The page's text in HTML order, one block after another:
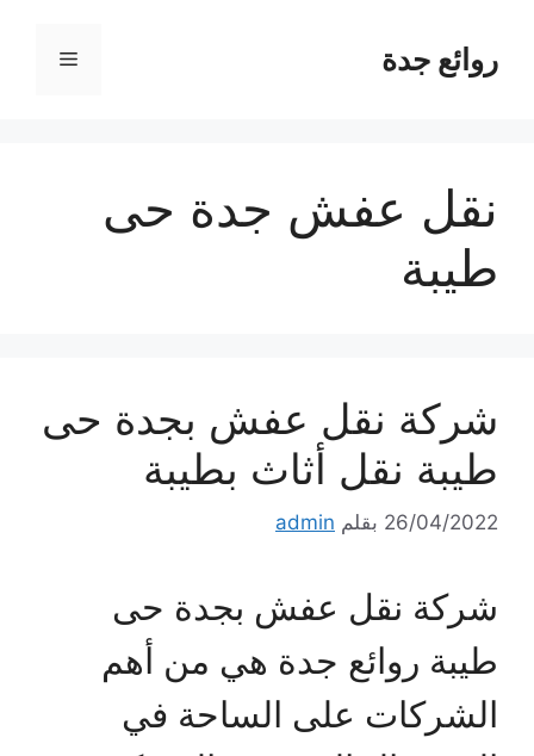
المحتوىروائع جدة القائمة
نقل عفش جدة حى
طيبة
شركة نقل عفش بجدة حى
طيبة نقل أثاث بطيبة
26/04/2022 بقلم admin
شركة نقل عفش بجدة حى
طيبة روائع جدة هي من أهم
الشركات على الساحة في